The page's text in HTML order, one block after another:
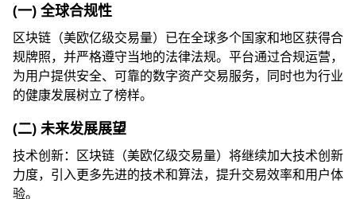
(一) 全球合规性
区块链（美欧亿级交易量）已在全球多个国家和地区获得合
规牌照，并严格遵守当地的法律法规。平台通过合规运营，
为用户提供安全、可靠的数字资产交易服务，同时也为行业
的健康发展树立了榜样。
(二) 未来发展展望
技术创新：区块链（美欧亿级交易量）将继续加大技术创新
力度，引入更多先进的技术和算法，提升交易效率和用户体
验。